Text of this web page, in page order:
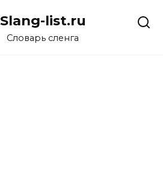
Slang-list.ru
Словарь сленга